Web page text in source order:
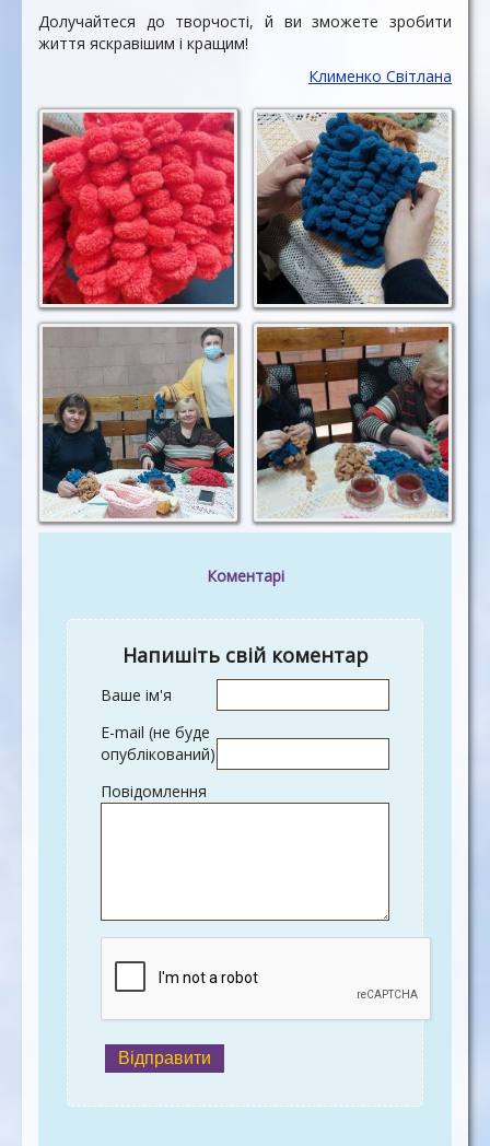
Долучайтеся до творчості, й ви зможете зробити
життя яскравішим і кращим!
Клименко Світлана
Коментарі
Напишіть свій коментар
Ваше ім'я
E-mail (не буде
опублікований)
Повідомлення
Відправити